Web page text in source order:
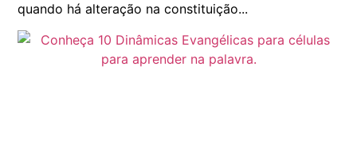
quando há alteração na constituição...